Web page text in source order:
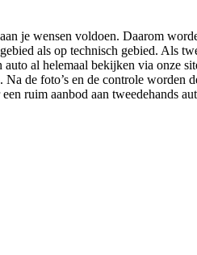
je wensen voldoen. Daarom
als op technisch gebied. Als
al helemaal bekijken via onze
de foto’s en de controle worden
ruim aanbod aan tweedehands